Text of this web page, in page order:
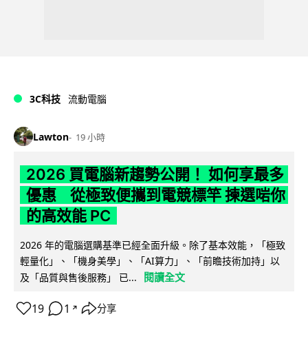
3C科技 流動電腦
Lawton 19 小時
2026 買電腦新趨勢公開！ 如何享最多
優惠 從極致便攜到電競標竿 揀選啱你
的高效能 PC
2026 年的電腦選購基準已經全面升級。除了基本效能，「極致
輕量化」、「機身美學」、「AI算力」、「前瞻技術加持」以
及「品質與售後服務」 已...
閱讀全文
19 1 ↗ 分享